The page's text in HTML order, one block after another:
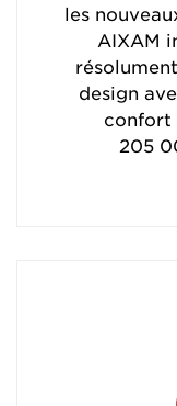
les
AIXAM
design
confort
205